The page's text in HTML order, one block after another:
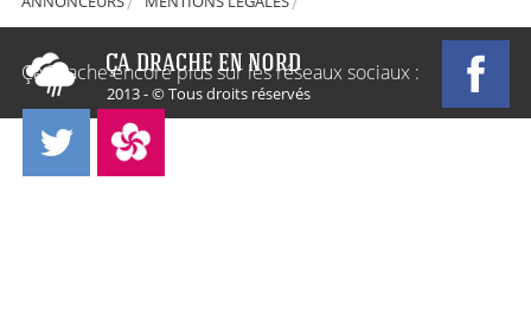
2013 - © Tous droits réservés
Ça Drache encore plus sur les réseaux sociaux :